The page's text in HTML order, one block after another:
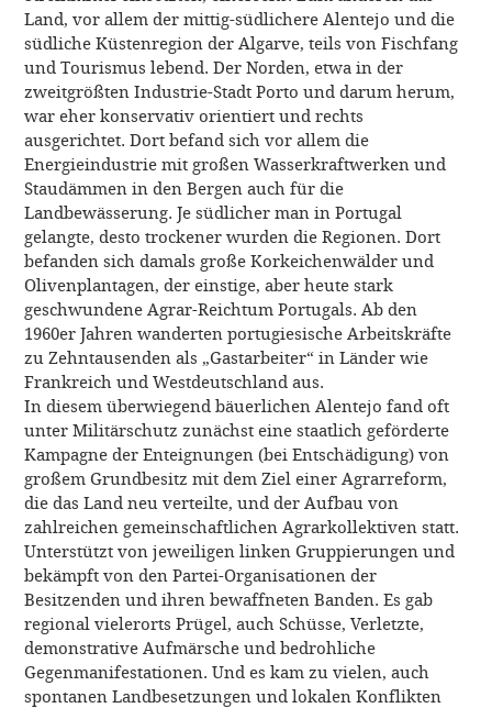
Land, vor allem der mittig-südlichere Alentejo und die
südliche Küstenregion der Algarve, teils von Fischfang
und Tourismus lebend. Der Norden, etwa in der
zweitgrößten Industrie-Stadt Porto und darum herum,
war eher konservativ orientiert und rechts
ausgerichtet. Dort befand sich vor allem die
Energieindustrie mit großen Wasserkraftwerken und
Staudämmen in den Bergen auch für die
Landbewässerung. Je südlicher man in Portugal
gelangte, desto trockener wurden die Regionen. Dort
befanden sich damals große Korkeichenwälder und
Olivenplantagen, der einstige, aber heute stark
geschwundene Agrar-Reichtum Portugals. Ab den
1960er Jahren wanderten portugiesische Arbeitskräfte
zu Zehntausenden als „Gastarbeiter“ in Länder wie
Frankreich und Westdeutschland aus.
In diesem überwiegend bäuerlichen Alentejo fand oft
unter Militärschutz zunächst eine staatlich geförderte
Kampagne der Enteignungen (bei Entschädigung) von
großem Grundbesitz mit dem Ziel einer Agrarreform,
die das Land neu verteilte, und der Aufbau von
zahlreichen gemeinschaftlichen Agrarkollektiven statt.
Unterstützt von jeweiligen linken Gruppierungen und
bekämpft von den Partei-Organisationen der
Besitzenden und ihren bewaffneten Banden. Es gab
regional vielerorts Prügel, auch Schüsse, Verletzte,
demonstrative Aufmärsche und bedrohliche
Gegenmanifestationen. Und es kam zu vielen, auch
spontanen Landbesetzungen und lokalen Konflikten